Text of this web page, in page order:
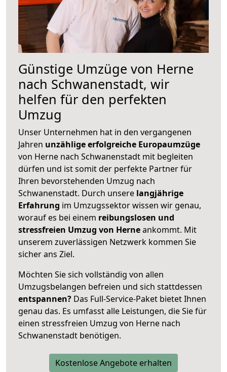
Günstige Umzüge von Herne
nach Schwanenstadt, wir
helfen für den perfekten
Umzug
Unser Unternehmen hat in den vergangenen
Jahren unzählige erfolgreiche Europaumzüge
von Herne nach Schwanenstadt mit begleiten
dürfen und ist somit der perfekte Partner für
Ihren bevorstehenden Umzug nach
Schwanenstadt. Durch unsere langjährige
Erfahrung im Umzugssektor wissen wir genau,
worauf es bei einem reibungslosen und
stressfreien Umzug von Herneankommt. Mit
unserem zuverlässigen Netzwerk kommen Sie
sicher ans Ziel.
Möchten Sie sich vollständig von allen
Umzugsbelangen befreien und sich stattdessen
entspannen? Das Full-Service-Paket bietet Ihnen
genau das. Es umfasst alle Leistungen, die Sie für
einen stressfreien Umzug von Herne nach
Schwanenstadt benötigen.
Kostenlose Angebote erhalten